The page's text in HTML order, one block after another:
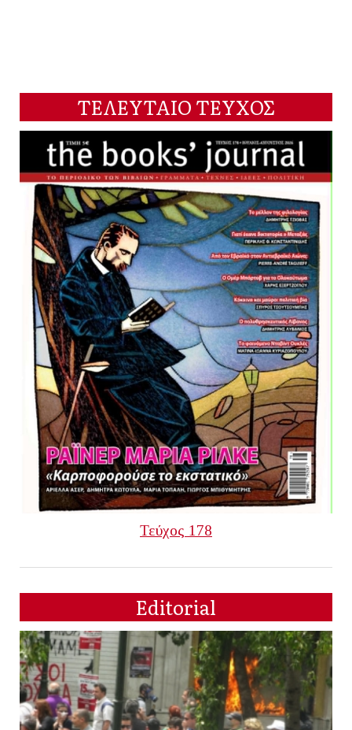
ΤΕΛΕΥΤΑΙΟ ΤΕΥΧΟΣ
Τεύχος 178
Editorial